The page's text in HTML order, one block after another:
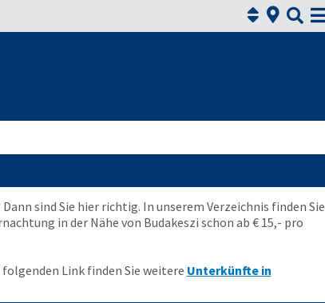
 

sind Sie hier richtig. In unserem Verzeichnis finden Sie
in der Nähe von Budakeszi schon ab € 15,- pro
Link finden Sie weitere Unterkünfte in